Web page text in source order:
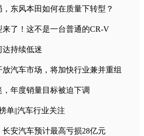
东风本田如何在质量下转型？
了！这不是一台普通的CR-V
持续低迷
汽车市场，将加快行业兼并重组
年度销量目标被迫下调
单||汽车行业关注
安汽车预计最高亏损28亿元